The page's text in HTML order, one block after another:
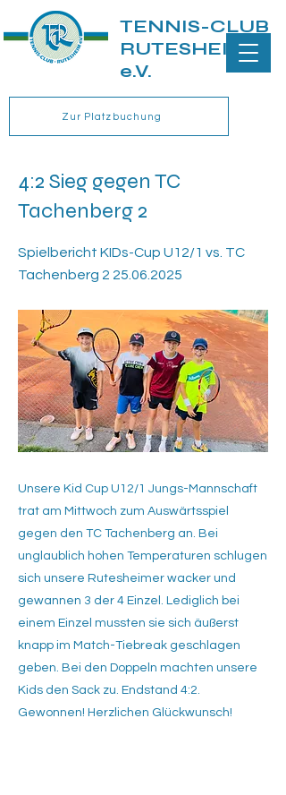
TENNIS-CLUB
RUTESHEIM
e.V.
Zur Platzbuchung
4:2 Sieg gegen TC
Tachenberg 2
Spielbericht KIDs-Cup U12/1 vs. TC
Tachenberg 2 25.06.2025
Unsere Kid Cup U12/1 Jungs-Mannschaft
trat am Mittwoch zum Auswärtsspiel
gegen den TC Tachenberg an. Bei
unglaublich hohen Temperaturen schlugen
sich unsere Rutesheimer wacker und
gewannen 3 der 4 Einzel. Lediglich bei
einem Einzel mussten sie sich äußerst
knapp im Match-Tiebreak geschlagen
geben. Bei den Doppeln machten unsere
Kids den Sack zu. Endstand 4:2.
Gewonnen! Herzlichen Glückwunsch!